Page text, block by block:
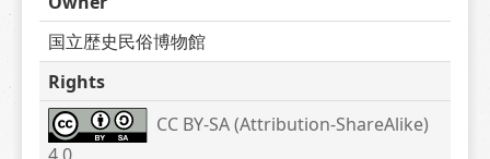
国立歴史民俗博物館
Rights
CC BY-SA (Attribution-ShareAlike)